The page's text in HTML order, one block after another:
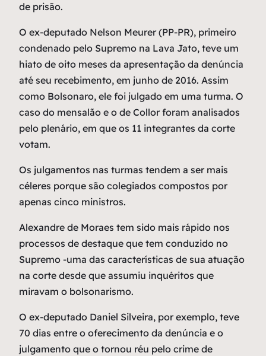
de prisão.
O ex-deputado Nelson Meurer (PP-PR), primeiro
condenado pelo Supremo na Lava Jato, teve um
hiato de oito meses da apresentação da denúncia
até seu recebimento, em junho de 2016. Assim
como Bolsonaro, ele foi julgado em uma turma. O
caso do mensalão e o de Collor foram analisados
pelo plenário, em que os 11 integrantes da corte
votam.
Os julgamentos nas turmas tendem a ser mais
céleres porque são colegiados compostos por
apenas cinco ministros.
Alexandre de Moraes tem sido mais rápido nos
processos de destaque que tem conduzido no
Supremo -uma das características de sua atuação
na corte desde que assumiu inquéritos que
miravam o bolsonarismo.
O ex-deputado Daniel Silveira, por exemplo, teve
70 dias entre o oferecimento da denúncia e o
julgamento que o tornou réu pelo crime de